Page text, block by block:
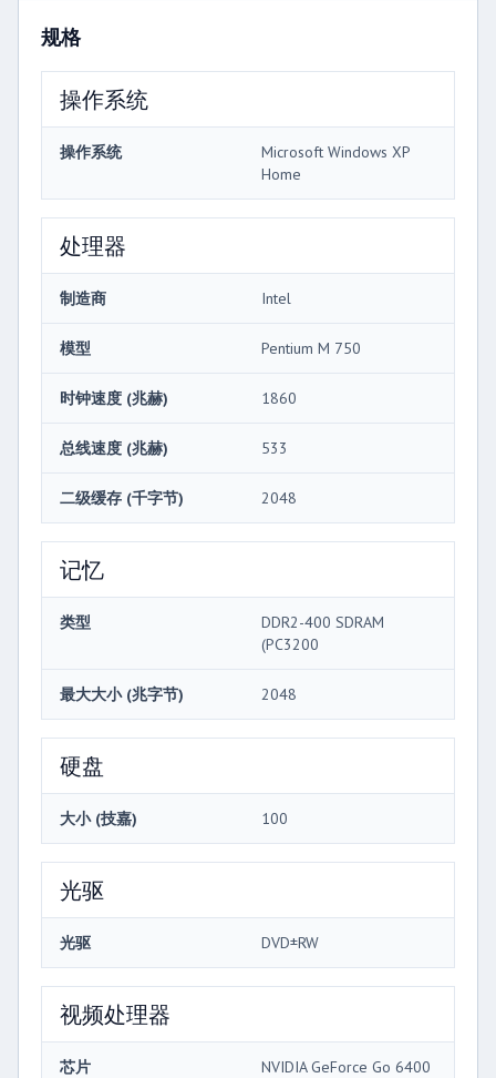
规格
操作系统
操作系统
Microsoft Windows XP
Home
处理器
制造商 Intel
模型 Pentium M 750
时钟速度 (兆赫) 1860
总线速度 (兆赫) 533
二级缓存 (千字节) 2048
记忆
类型
DDR2-400 SDRAM
(PC3200
最大大小 (兆字节) 2048
硬盘
大小 (技嘉) 100
光驱
光驱 DVD±RW
视频处理器
芯片 NVIDIA GeForce Go 6400